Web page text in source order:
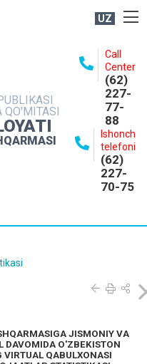
UZ
QO'MITASI
Call
Center
(62)
227-
77-
88
Ishonch
telefoni
(62)
227-
70-75
JISMONIY VA
DAVOMIDA O'ZBEKISTON
QABULXONASI